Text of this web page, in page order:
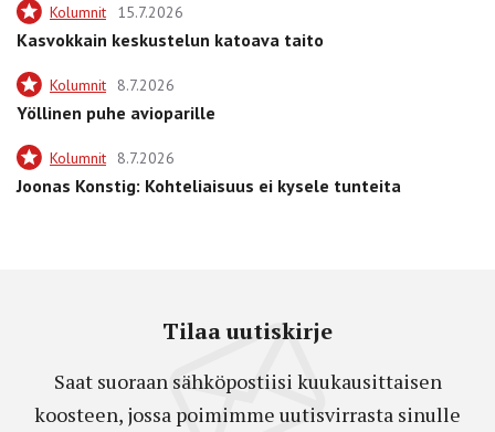
Kolumnit 15.7.2026
Kasvokkain keskustelun katoava taito
Kolumnit 8.7.2026
Yöllinen puhe avioparille
Kolumnit 8.7.2026
Joonas Konstig: Kohteliaisuus ei kysele tunteita
Tilaa uutiskirje
Saat suoraan sähköpostiisi kuukausittaisen
koosteen, jossa poimimme uutisvirrasta sinulle